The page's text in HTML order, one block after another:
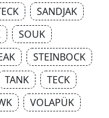
SANDJAK
SOUK
STEINBOCK
TANK
TECK
VOLAPÜK